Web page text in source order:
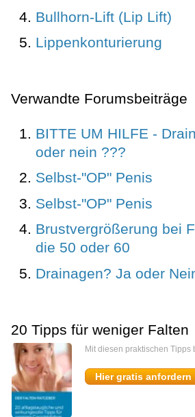
Bullhorn-Lift (Lip Lift)
Lippenkonturierung
Verwandte Forumsbeiträge
BITTE UM HILFE -
oder nein ???
Selbst-"OP" Penis
Selbst-"OP" Penis
Brustvergrößerung bei
die 50 oder 60
Drainagen? Ja oder
20 Tipps für weniger Falten
Mit diesen praktischen Tipps
Hier gratis anfordern